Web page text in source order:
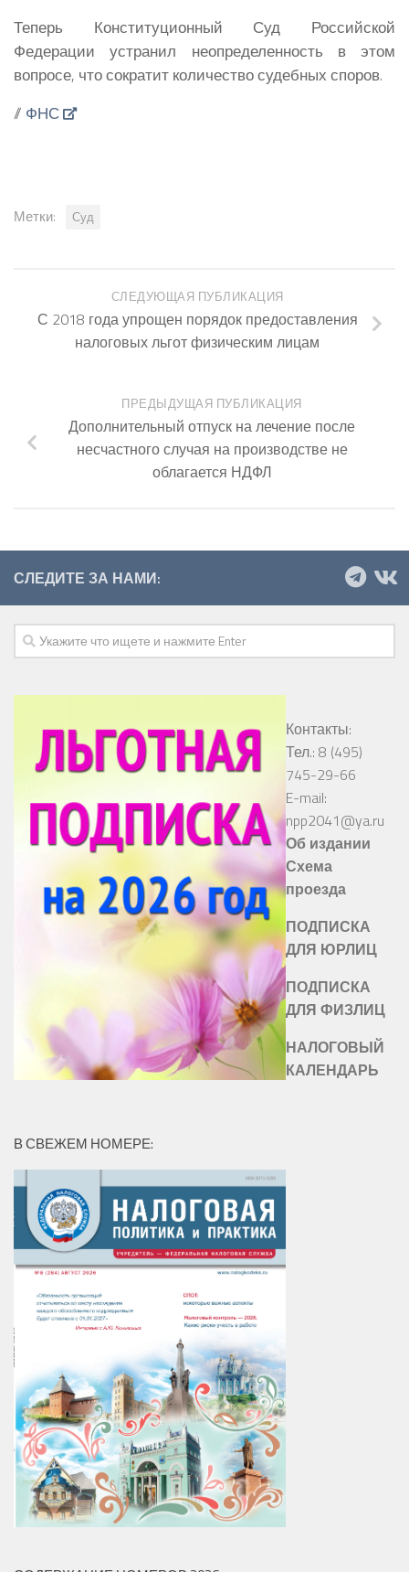
Теперь Конституционный Суд Российской
Федерации устранил неопределенность в этом
вопросе, что сократит количество судебных споров.
// ФНС
Метки: Суд
СЛЕДУЮЩАЯ ПУБЛИКАЦИЯ
С 2018 года упрощен порядок предоставления
налоговых льгот физическим лицам
ПРЕДЫДУЩАЯ ПУБЛИКАЦИЯ
Дополнительный отпуск на лечение после
несчастного случая на производстве не
облагается НДФЛ
СЛЕДИТЕ ЗА НАМИ:
Контакты:
Тел.: 8 (495)
745-29-66
E-mail:
npp2041@ya.ru
Об издании
Схема
проезда
ПОДПИСКА
ДЛЯ ЮРЛИЦ
ПОДПИСКА
ДЛЯ ФИЗЛИЦ
НАЛОГОВЫЙ
КАЛЕНДАРЬ
В СВЕЖЕМ НОМЕРЕ: